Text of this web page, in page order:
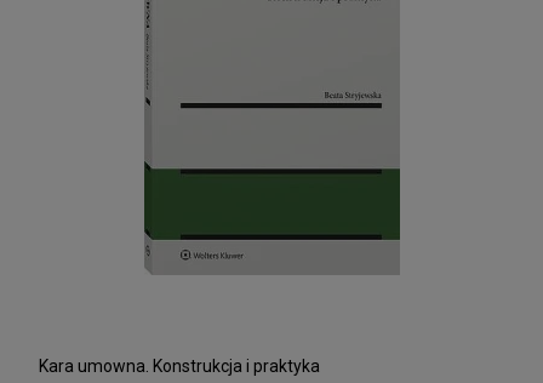
Kara umowna. Konstrukcja i praktyka